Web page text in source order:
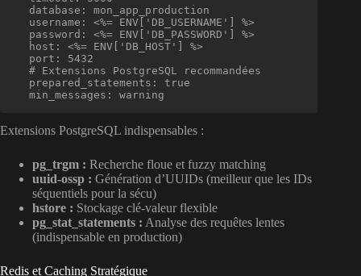
  min_messages: warning
Extensions PostgreSQL indispensables :
pg_trgm : Recherche floue et fuzzy matching
uuid-ossp : Génération d’UUIDs (meilleur que les IDs
séquentiels pour la sécu)
hstore : Stockage clé-valeur flexible
pg_stat_statements : Analyse des requêtes lentes
(indispensable en production)
Redis et Caching Stratégique